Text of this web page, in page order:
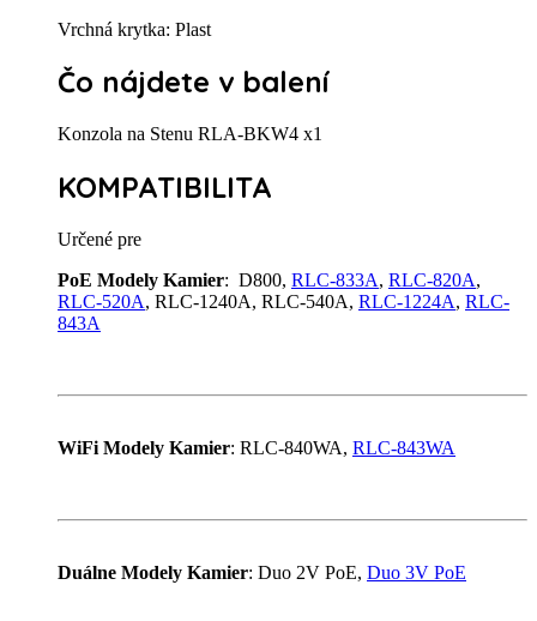
Vrchná krytka: Plast
Čo nájdete v balení
Konzola na Stenu RLA-BKW4 x1
KOMPATIBILITA
Určené pre
PoE Modely Kamier: D800, RLC-833A, RLC-820A,
RLC-520A, RLC-1240A, RLC-540A, RLC-1224A, RLC-
843A
WiFi Modely Kamier: RLC-840WA, RLC-843WA
Duálne Modely Kamier: Duo 2V PoE, Duo 3V PoE